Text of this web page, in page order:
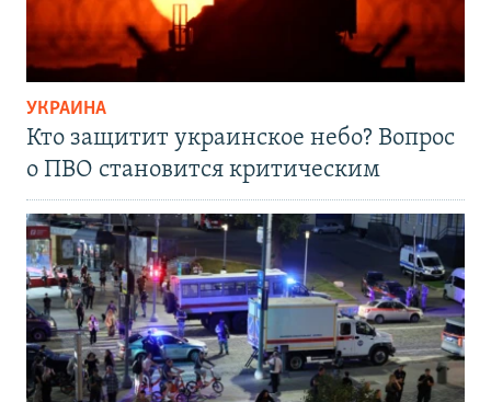
УКРАИНА
Кто защитит украинское небо? Вопрос
о ПВО становится критическим